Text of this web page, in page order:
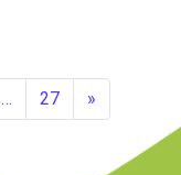
… 27 »